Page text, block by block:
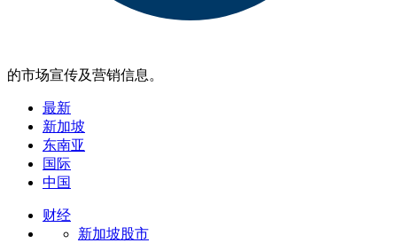
的市场宣传及营销信息。
最新
新加坡
东南亚
国际
中国
财经
新加坡股市